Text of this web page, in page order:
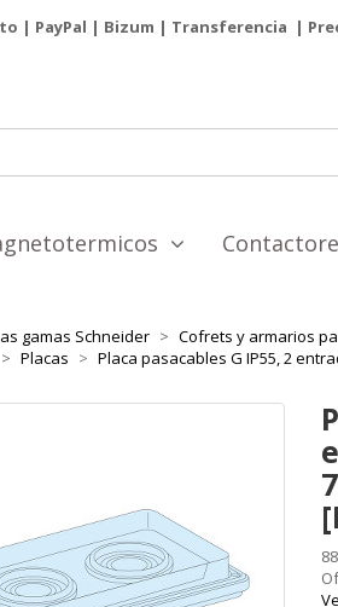
| PayPal | Bizum | Transferencia |
gamas Schneider Cofrets y armarios
Placas Placa pasacables G IP55, 2